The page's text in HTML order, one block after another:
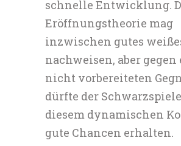
schnelle Entwicklung.
Eröffnungstheorie mag
inzwischen gutes
nachweisen, aber gegen
nicht vorbereiteten
dürfte der
diesem dynamischen
gute Chancen erhalten.